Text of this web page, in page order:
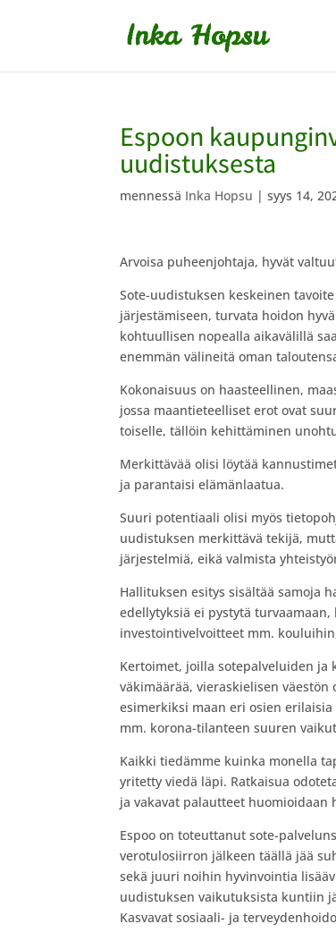
Espoon
uudistuksesta
mennessä Inka Hopsu |syys 14,
Arvoisa puheenjohtaja, hyvät
Sote-uudistuksen keskeinen
järjestämiseen, turvata hoidon
kohtuullisen nopealla aikavälillä
enemmän välineitä oman
Kokonaisuus on haasteellinen,
jossa maantieteelliset erot ovat
toiselle, tällöin kehittäminen
Merkittävää olisi löytää
ja parantaisi elämänlaatua.
Suuri potentiaali olisi myös
uudistuksen merkittävä tekijä,
järjestelmiä, eikä valmista
Hallituksen esitys sisältää samoja
edellytyksiä ei pystytä
investointivelvoitteet mm.
Kertoimet, joilla sotepalveluiden
väkimäärää, vieraskielisen
esimerkiksi maan eri osien
mm. korona-tilanteen suuren
Kaikki tiedämme kuinka monella
yritetty viedä läpi. Ratkaisua
ja vakavat palautteet huomioidaan
Espoo on toteuttanut sote-
verotulosiirron jälkeen täällä jää
sekä juuri noihin hyvinvointia
uudistuksen vaikutuksista kuntiin
Kasvavat sosiaali- ja